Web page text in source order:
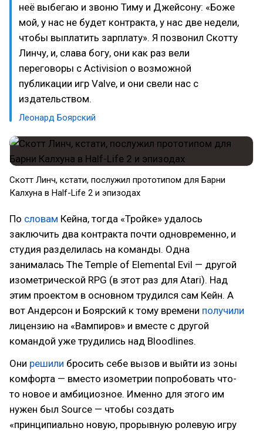
неё выбегаю и звоню Тиму и Джейсону: «Боже
мой, у нас не будет контракта, у нас две недели,
чтобы выплатить зарплату». Я позвонил Скотту
Линчу, и, слава богу, они как раз вели
переговоры с Activision о возможной
публикации игр Valve, и они свели нас с
издательством.
Леонард Боярский
Скотт Линч, кстати, послужил прототипом для Барни
Калхуна в Half-Life 2 и эпизодах
По словам Кейна, тогда «Тройке» удалось
заключить два контракта почти одновременно, и
студия разделилась на команды. Одна
занималась The Temple of Elemental Evil — другой
изометрической RPG (в этот раз для Atari). Над
этим проектом в основном трудился сам Кейн. А
вот Андерсон и Боярский к тому времени получили
лицензию на «Вампиров» и вместе с другой
командой уже трудились над Bloodlines.
Они решили бросить себе вызов и выйти из зоны
комфорта — вместо изометрии попробовать что-
то новое и амбициозное. Именно для этого им
нужен был Source — чтобы создать
«принципиально новую, прорывную ролевую игру